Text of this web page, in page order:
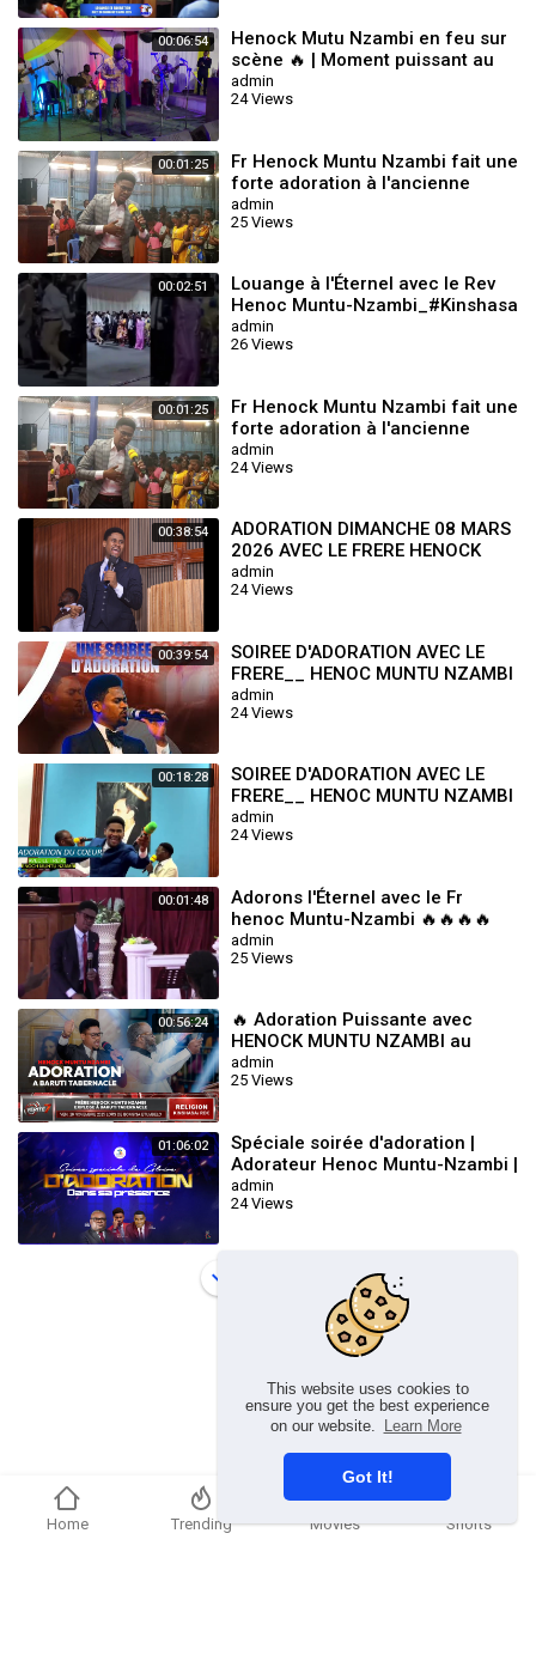
This website uses cookies to
ensure you get the best experience
on our website.
Learn More
Got It!
00:06:54
Henock Mutu Nzambi en feu sur
scène 🔥 | Moment puissant au
concert à Kinshasa
admin
24 Views
00:01:25
Fr Henock Muntu Nzambi fait une
forte adoration à l'ancienne
mode Au ZoroBabel tabernacle
de K
admin
25 Views
00:02:51
Louange à l'Éternel avec le Rev
Henoc Muntu-Nzambi_#Kinshasa
🔥🔥🔥 #kinshasa
admin
26 Views
00:01:25
Fr Henock Muntu Nzambi fait une
forte adoration à l'ancienne
mode Au ZoroBabel tabernacle
de K
admin
24 Views
00:38:54
ADORATION DIMANCHE 08 MARS
2026 AVEC LE FRERE HENOCK
MUTU NZAMBI ‪
admin
24 Views
00:39:54
SOIREE D'ADORATION AVEC LE
FRERE__ HENOC MUNTU NZAMBI
admin
24 Views
00:18:28
SOIREE D'ADORATION AVEC LE
FRERE__ HENOC MUNTU NZAMBI
admin
24 Views
00:01:48
Adorons l'Éternel avec le Fr
henoc Muntu-Nzambi 🔥🔥🔥🔥
admin
25 Views
00:56:24
🔥 Adoration Puissante avec
HENOCK MUNTU NZAMBI au
Baruti Tabernacle | BONGISA
ETUMBELO 2025
admin
25 Views
01:06:02
Spéciale soirée d'adoration |
Adorateur Henoc Muntu-Nzambi |
Dim 11 Janvier 2025
admin
24 Views
Copyright © 2026 chosenflex.com. All rights reserved.
Home Trending Movies Shorts